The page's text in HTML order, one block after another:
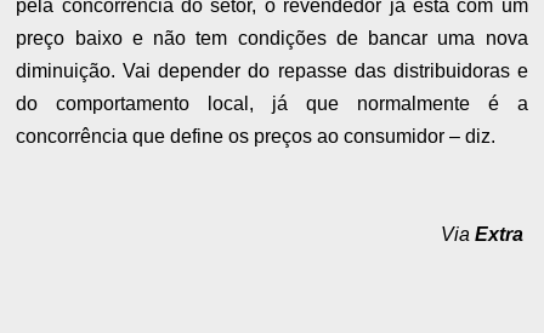
pela concorrência do setor, o revendedor já está com um
preço baixo e não tem condições de bancar uma nova
diminuição. Vai depender do repasse das distribuidoras e
do comportamento local, já que normalmente é a
concorrência que define os preços ao consumidor – diz.
Via Extra